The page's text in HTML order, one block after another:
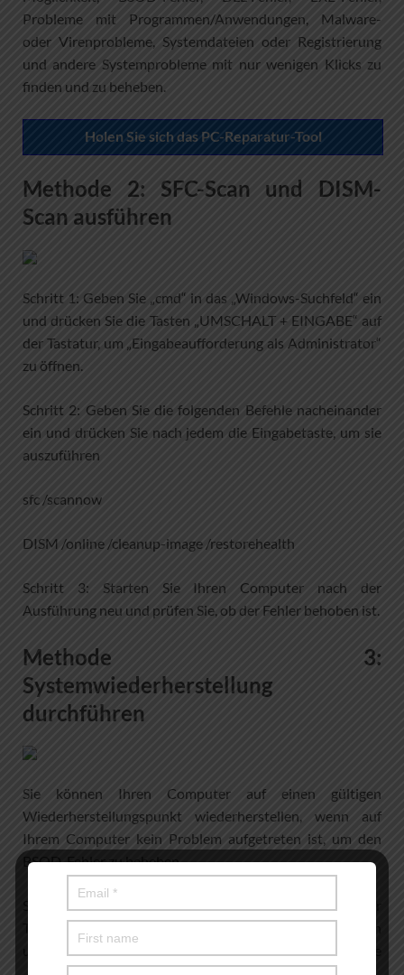
Probleme mit Programmen/Anwendungen, Malware-
oder Virenprobleme, Systemdateien oder Registrierung
und andere Systemprobleme mit nur wenigen Klicks zu
finden und zu beheben.
Holen Sie sich das PC-Reparatur-Tool
Methode 2: SFC-Scan und DISM-
Scan ausführen
Schritt 1: Geben Sie „cmd“ in das „Windows-Suchfeld“ ein
und drücken Sie die Tasten „UMSCHALT + EINGABE“ auf
der Tastatur, um „Eingabeaufforderung als Administrator“
zu öffnen.
Schritt 2: Geben Sie die folgenden Befehle nacheinander
ein und drücken Sie nach jedem die Eingabetaste, um sie
auszuführen
sfc /scannow
DISM /online /cleanup-image /restorehealth
Schritt 3: Starten Sie Ihren Computer nach der
Ausführung neu und prüfen Sie, ob der Fehler behoben ist.
Methode 3:
Systemwiederherstellung
durchführen
Sie können Ihren Computer auf einen gültigen
Wiederherstellungspunkt wiederherstellen, wenn auf
Ihrem Computer kein Problem aufgetreten ist, um den
BSOD-Fehler zu beheben.
Schritt 1: Drücken Sie die Tasten „Windows + R“ auf der
und klicken Sie auf die Schaltfläche „OK“, um die